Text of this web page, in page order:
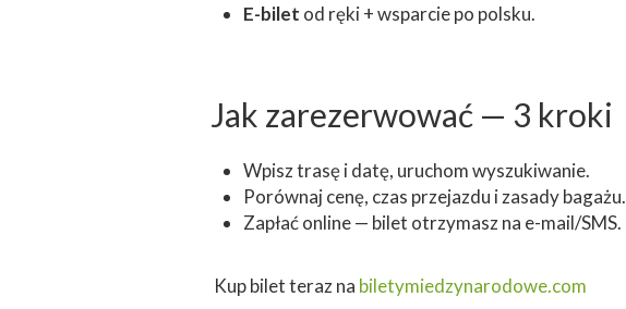
E-bilet od ręki + wsparcie po polsku.
Jak zarezerwować — 3 kroki
Wpisz trasę i datę, uruchom wyszukiwanie.
Porównaj cenę, czas przejazdu i zasady bagażu.
Zapłać online — bilet otrzymasz na e-mail/SMS.
Kup bilet teraz na biletymiedzynarodowe.com